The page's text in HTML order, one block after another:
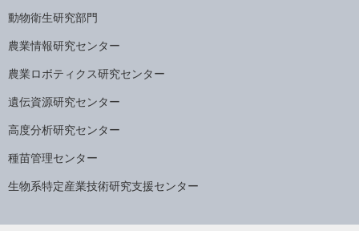
動物衛生研究部門
農業情報研究センター
農業ロボティクス研究センター
遺伝資源研究センター
高度分析研究センター
種苗管理センター
生物系特定産業技術研究支援センター